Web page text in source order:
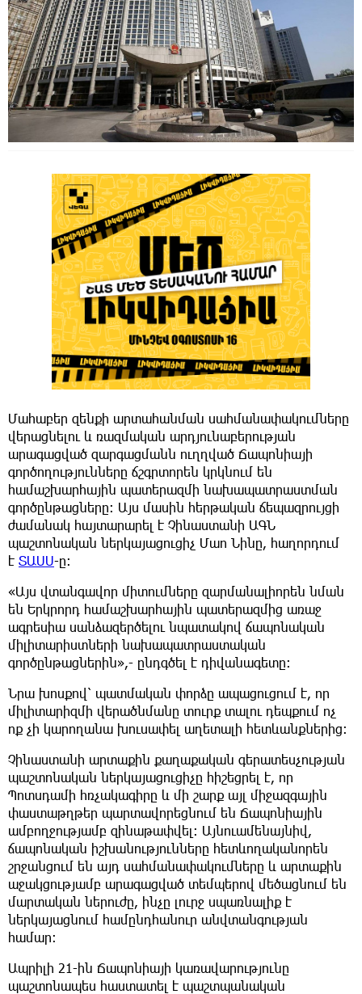
Մահաբեր զենքի արտահանման սահմանափակումները
վերացնելու և ռազմական արդյունաբերության
արագացված զարգացմանն ուղղված Ճապոնիայի
գործողությունները ճշգրտորեն կրկնում են
համաշխարհային պատերազմի նախապատրաստման
գործընթացները։ Այս մասին հերթական ճեպազրույցի
ժամանակ հայտարարել է Չինաստանի ԱԳՆ
պաշտոնական ներկայացուցիչ Մաո Նինը, հաղորդում
է ՏԱՍՍ-ը:
«Այս վտանգավոր միտումները զարմանալիորեն նման
են Երկրորդ համաշխարհային պատերազմից առաջ
ագրեսիա սանձազերծելու նպատակով ճապոնական
միլիտարիստների նախապատրաստական
գործընթացներին»,- ընդգծել է դիվանագետը։
Նրա խոսքով՝ պատմական փորձը ապացուցում է, որ
միլիտարիզմի վերածնմանը տուրք տալու դեպքում ոչ
ոք չի կարողանա խուսափել աղետալի հետևանքներից։
Չինաստանի արտաքին քաղաքական գերատեսչության
պաշտոնական ներկայացուցիչը հիշեցրել է, որ
Պոտսդամի հռչակագիրը և մի շարք այլ միջազգային
փաստաթղթեր պարտավորեցնում են Ճապոնիային
ամբողջությամբ զինաթափվել։ Այնուամենայնիվ,
ճապոնական իշխանությունները հետևողականորեն
շրջանցում են այդ սահմանափակումները և արտաքին
աջակցությամբ արագացված տեմպերով մեծացնում են
մարտական ներուժը, ինչը լուրջ սպառնալիք է
ներկայացնում համընդհանուր անվտանգության
համար։
Ապրիլի 21-ին Ճապոնիայի կառավարությունը
պաշտոնապես հաստատել է պաշտպանական